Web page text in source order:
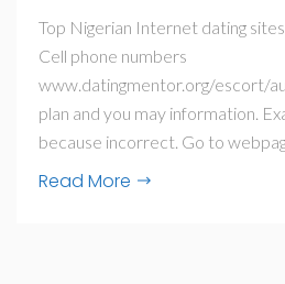
Top Nigerian Internet dating sites
Cell phone numbers
www.datingmentor.org/escort/
plan and you may information.
because incorrect. Go to
Read More